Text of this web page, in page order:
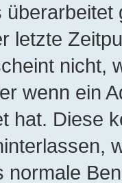
letzte
nicht,
wenn ein
hat. Diese
normale